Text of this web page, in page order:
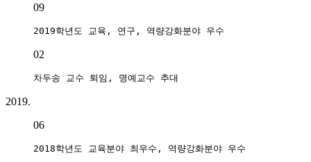
09
2019학년도 교육, 연구, 역량강화분야 우수
02
차두송 교수 퇴임, 명예교수 추대
2019.
06
2018학년도 교육분야 최우수, 역량강화분야 우수